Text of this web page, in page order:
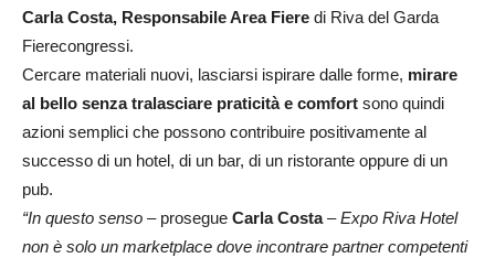
Carla Costa, Responsabile Area Fiere di Riva del Garda
Fierecongressi.
Cercare materiali nuovi, lasciarsi ispirare dalle forme, mirare
al bello senza tralasciare praticità e comfort sono quindi
azioni semplici che possono contribuire positivamente al
successo di un hotel, di un bar, di un ristorante oppure di un
pub.
“In questo senso – prosegue Carla Costa–Expo Riva Hotel
non è solo un marketplace dove incontrare partner competenti